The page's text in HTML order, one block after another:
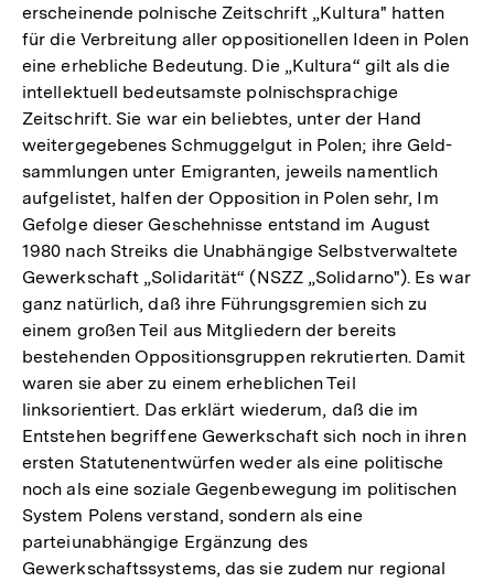
erscheinende polnische Zeitschrift „Kultura" hatten
für die Verbreitung aller oppositionellen Ideen in Polen
eine erhebliche Bedeutung. Die „Kultura“ gilt als die
intellektuell bedeutsamste polnischsprachige
Zeitschrift. Sie war ein beliebtes, unter der Hand
weitergegebenes Schmuggelgut in Polen; ihre Geld-
sammlungen unter Emigranten, jeweils namentlich
aufgelistet, halfen der Opposition in Polen sehr, Im
Gefolge dieser Geschehnisse entstand im August
1980 nach Streiks die Unabhängige Selbstverwaltete
Gewerkschaft „Solidarität“ (NSZZ „Solidarno"). Es war
ganz natürlich, daß ihre Führungsgremien sich zu
einem großen Teil aus Mitgliedern der bereits
bestehenden Oppositionsgruppen rekrutierten. Damit
waren sie aber zu einem erheblichen Teil
linksorientiert. Das erklärt wiederum, daß die im
Entstehen begriffene Gewerkschaft sich noch in ihren
ersten Statutenentwürfen weder als eine politische
noch als eine soziale Gegenbewegung im politischen
System Polens verstand, sondern als eine
parteiunabhängige Ergänzung des
Gewerkschaftssystems, das sie zudem nur regional